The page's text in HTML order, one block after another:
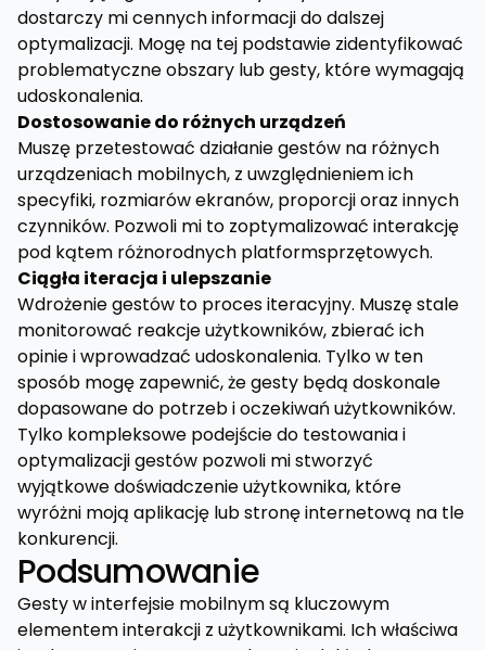
dostarczy mi cennych informacji do dalszej
optymalizacji. Mogę na tej podstawie zidentyfikować
problematyczne obszary lub gesty, które wymagają
udoskonalenia.
Dostosowanie do różnych urządzeń
Muszę przetestować działanie gestów na różnych
urządzeniach mobilnych, z uwzględnieniem ich
specyfiki, rozmiarów ekranów, proporcji oraz innych
czynników. Pozwoli mi to zoptymalizować interakcję
pod kątem różnorodnych platformsprzętowych.
Ciągła iteracja i ulepszanie
Wdrożenie gestów to proces iteracyjny. Muszę stale
monitorować reakcje użytkowników, zbierać ich
opinie i wprowadzać udoskonalenia. Tylko w ten
sposób mogę zapewnić, że gesty będą doskonale
dopasowane do potrzeb i oczekiwań użytkowników.
Tylko kompleksowe podejście do testowania i
optymalizacji gestów pozwoli mi stworzyć
wyjątkowe doświadczenie użytkownika, które
wyróżni moją aplikację lub stronę internetową na tle
konkurencji.
Podsumowanie
Gesty w interfejsie mobilnym są kluczowym
elementem interakcji z użytkownikami. Ich właściwa